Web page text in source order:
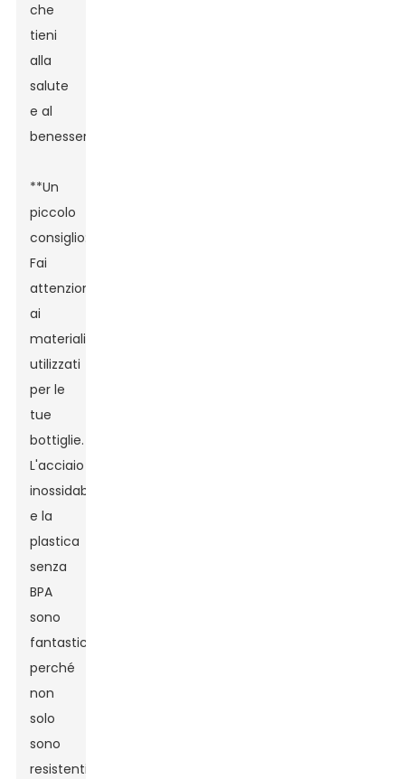
che
tieni
alla
salute
e al
benessere.
**Un
piccolo
consiglio:**
Fai
attenzione
ai
materiali
utilizzati
per le
tue
bottiglie.
L'acciaio
inossidabile
e la
plastica
senza
BPA
sono
fantastici
perché
non
solo
sono
resistenti,